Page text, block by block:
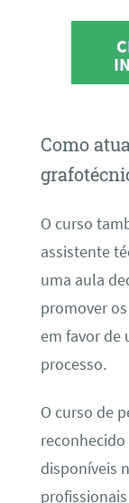
Como
O curso
assistente
uma aula
promover
em favor de
processo.
O curso de
disponíveis